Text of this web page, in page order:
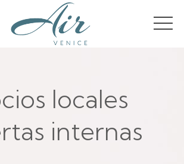
locales
internas